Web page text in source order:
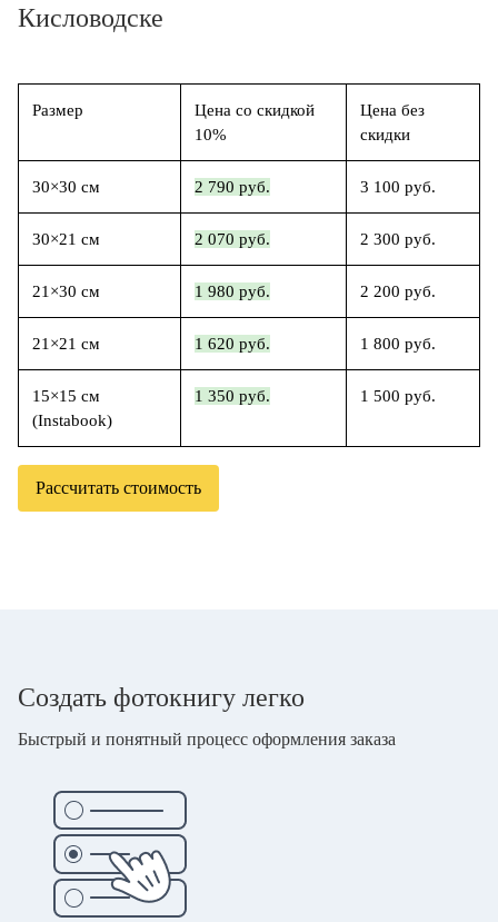
Кисловодске
Размер
Цена со скидкой
10%
Цена без
скидки
30×30 см 2 790 руб. 3 100 руб.
30×21 см 2 070 руб. 2 300 руб.
21×30 см 1 980 руб. 2 200 руб.
21×21 см 1 620 руб. 1 800 руб.
15×15 см
(Instabook)
1 350 руб. 1 500 руб.
Рассчитать стоимость
Создать фотокнигу легко
Быстрый и понятный процесс оформления заказа